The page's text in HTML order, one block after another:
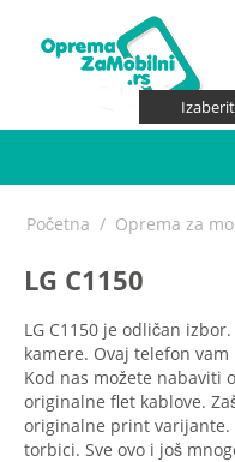
Početna / Oprema za
LG C1150
LG C1150 je odličan
kamere. Ovaj telefon
Kod nas možete nabaviti
originalne flet kablove.
originalne print varijante.
torbici. Sve ovo i još